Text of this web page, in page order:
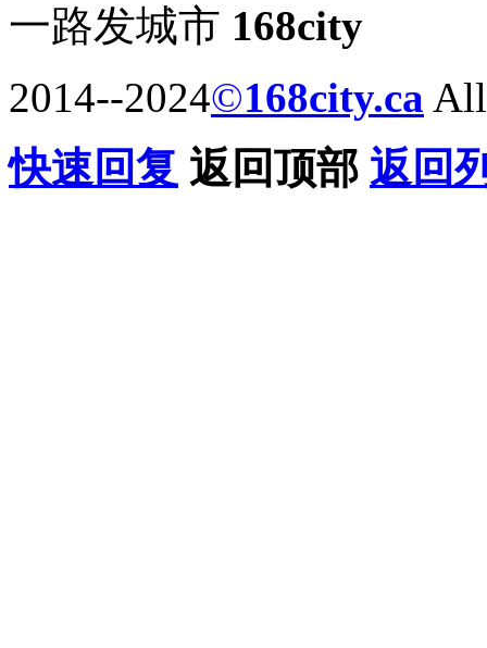
一路发城市 168city
2014--2024©168city.ca All
快速回复 返回顶部 返回